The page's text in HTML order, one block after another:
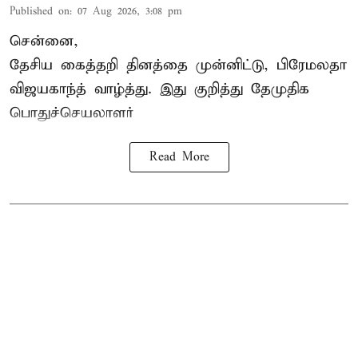
Published on: 07 Aug 2026, 3:08 pm
சென்னை,
தேசிய கைத்தறி தினத்தை முன்னிட்டு, பிரேமலதா
விஜயகாந்த் வாழ்த்து. இது குறித்து தேமுதிக
பொதுச்செயலாளர்
Read More